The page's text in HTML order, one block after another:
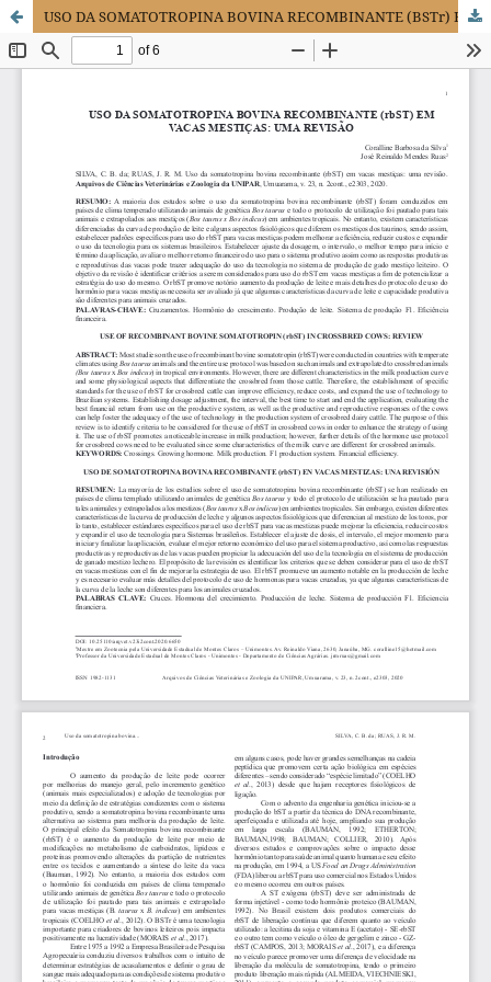
USO DA SOMATOTROPINA BOVINA RECOMBINANTE (BSTr) EM VACAS MESTIÇAS: UMA REVISÃO